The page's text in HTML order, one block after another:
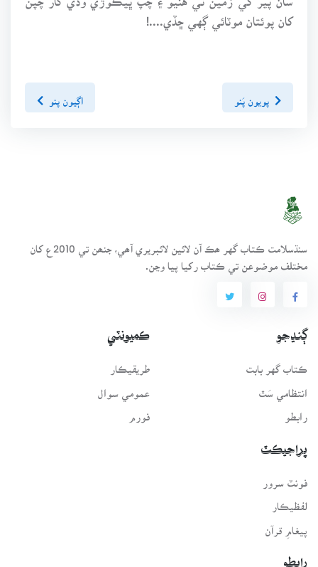
کان پوئتان موٽائي ڳهي ڇڏي....!
پويون پَنو اڳيون پنو
سنڌسلامت ڪتاب گهر ھڪ آن لائين لائبريري آھي، جنھن تي 2010ع کان
مختلف موضوعن تي ڪتاب رکيا پيا وڃن.
ڳنڍجو
ڪتاب گهر بابت
انتظامي سَٿ
رابطو
ڪميونٽي
طريقيڪار
عمومي سوال
فورم
پراجيڪٽ
لفظيڪار
پيغامِ قرآن